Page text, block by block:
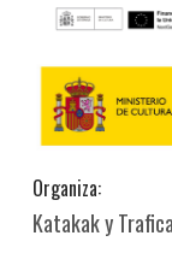
Organiza:
Katakak y